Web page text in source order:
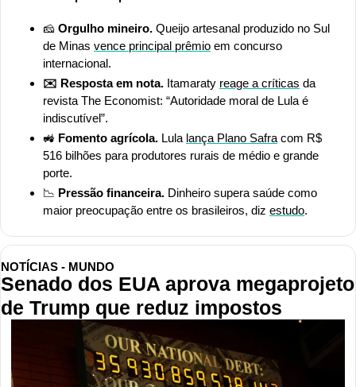
🧀 Orgulho mineiro. Queijo artesanal produzido no Sul
de Minas vence principal prêmio em concurso
internacional.
✉️ Resposta em nota. Itamaraty reage a críticas da
revista The Economist: “Autoridade moral de Lula é
indiscutível”.
🚜 Fomento agrícola. Lula lança Plano Safra com R$
516 bilhões para produtores rurais de médio e grande
porte.
📉 Pressão financeira. Dinheiro supera saúde como
maior preocupação entre os brasileiros, diz estudo.
NOTÍCIAS - MUNDO
Senado dos EUA aprova megaprojeto
de Trump que reduz impostos